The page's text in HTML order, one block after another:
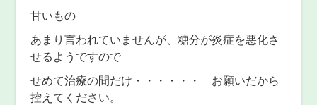
甘いもの
あまり言われていませんが、糖分が炎症を悪化さ
せるようですので
せめて治療の間だけ・・・・・・ お願いだから
控えてください。